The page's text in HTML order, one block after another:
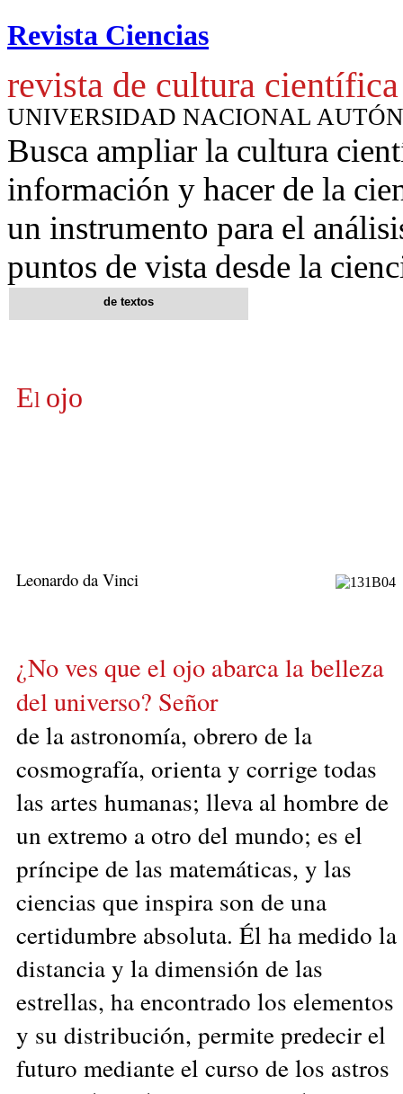
Revista Ciencias
revista de cultura científica
UNIVERSIDAD NACIONAL
Busca ampliar la cultura
información y hacer de la
un instrumento para el
puntos de vista desde la
de textos
El ojo
Leonardo da Vinci
¿No ves que el ojo abarca la belleza
del universo? Señor
de la astronomía, obrero de la
cosmografía, orienta y corrige todas
las artes humanas; lleva al hombre de
un extremo a otro del mundo; es el
príncipe de las matemáticas, y las
ciencias que inspira son de una
certidumbre absoluta. Él ha medido la
distancia y la dimensión de las
estrellas, ha encontrado los elementos
y su distribución, permite predecir el
futuro mediante el curso de los astros